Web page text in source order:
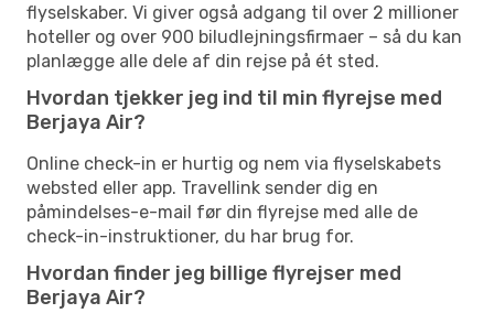
flyselskaber. Vi giver også adgang til over 2 millioner
hoteller og over 900 biludlejningsfirmaer – så du kan
planlægge alle dele af din rejse på ét sted.
Hvordan tjekker jeg ind til min flyrejse med
Berjaya Air?
Online check-in er hurtig og nem via flyselskabets
websted eller app. Travellink sender dig en
påmindelses-e-mail før din flyrejse med alle de
check-in-instruktioner, du har brug for.
Hvordan finder jeg billige flyrejser med
Berjaya Air?